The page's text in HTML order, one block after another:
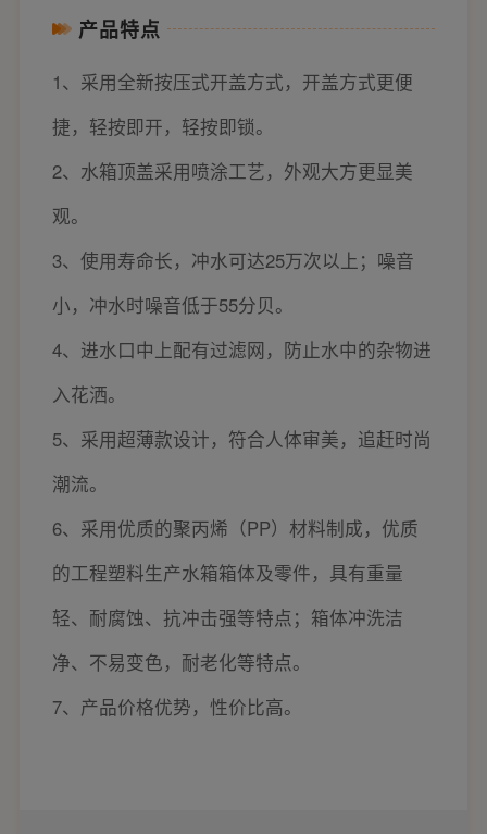
产品特点
1、采用全新按压式开盖方式，开盖方式更便
捷，轻按即开，轻按即锁。
2、水箱顶盖采用喷涂工艺，外观大方更显美
观。
3、使用寿命长，冲水可达25万次以上；噪音
小，冲水时噪音低于55分贝。
4、进水口中上配有过滤网，防止水中的杂物进
入花洒。
5、采用超薄款设计，符合人体审美，追赶时尚
潮流。
6、采用优质的聚丙烯（PP）材料制成，优质
的工程塑料生产水箱箱体及零件，具有重量
轻、耐腐蚀、抗冲击强等特点；箱体冲洗洁
净、不易变色，耐老化等特点。
7、产品价格优势，性价比高。